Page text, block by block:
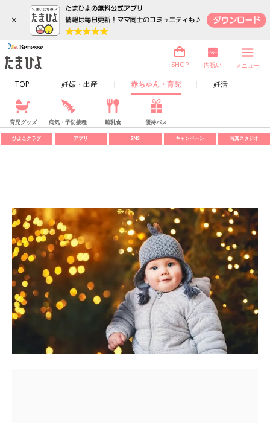
×
TOP 妊娠・出産 赤ちゃん・育児 妊活
SHOP 内祝い メニュー
育児グッズ 病気・予防接種 離乳食 優待パス
ひよこクラブ アプリ SNS キャンペーン 写真スタジオ